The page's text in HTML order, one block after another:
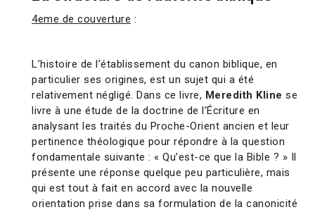
4eme de couverture :
L’histoire de l’établissement du canon biblique, en
particulier ses origines, est un sujet qui a été
relativement négligé. Dans ce livre, Meredith Kline se
livre à une étude de la doctrine de l’Écriture en
analysant les traités du Proche-Orient ancien et leur
pertinence théologique pour répondre à la question
fondamentale suivante : « Qu’est-ce que la Bible ? » Il
présente une réponse quelque peu particulière, mais
qui est tout à fait en accord avec la nouvelle
orientation prise dans sa formulation de la canonicité